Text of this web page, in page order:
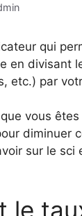
qui
en divisant
etc.) par
vous
diminuer
sur le sci
le